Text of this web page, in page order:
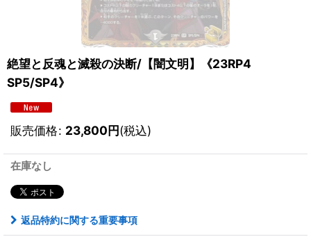
絶望と反魂と滅殺の決断/【闇文明】《23RP4
SP5/SP4》
販売価格: 23,800円(税込)
在庫なし
返品特約に関する重要事項